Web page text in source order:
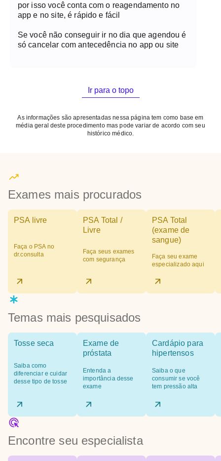
por isso você conta com o reagendamento no
app e no site, é rápido e fácil
Se você não conseguir ir no dia que agendou é
só cancelar com antecedência no app ou site
Ir para o topo
As informações são apresentadas nessa página tem como base em
média geral deste procedimento mas pode variar de acordo com seu
histórico médico.
Exames mais procurados
PSA livre
Faça o PSA no
dr.consulta
PSA Total /
Livre
Faça seus exames
com segurança
PSA Total
(exame de
sangue)
Faça seu exame
especializado aqui
Temas mais pesquisados
Tosse seca
Saiba como
diferenciar e cuidar
desse tipo de tosse
Exame de
próstata
Entenda a
importância desse
exame
Cardápio para
hipertensos
Saiba o que
consumir se você
tem pressão alta
Encontre seu especialista